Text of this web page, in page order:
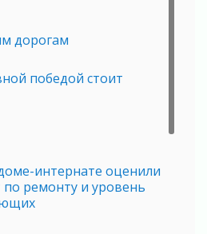
дорогам
победой стоит
интернате оценили
ремонту и уровень